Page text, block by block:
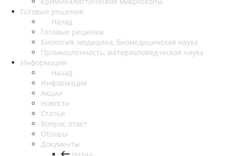
Готовые решения
Назад
Готовые решения
Биология, медицина, биомедицинская наука
Промышленность, материаловедческая наука
Информация
Назад
Информация
Акции
Новости
Статьи
Вопрос ответ
Обзоры
Документы